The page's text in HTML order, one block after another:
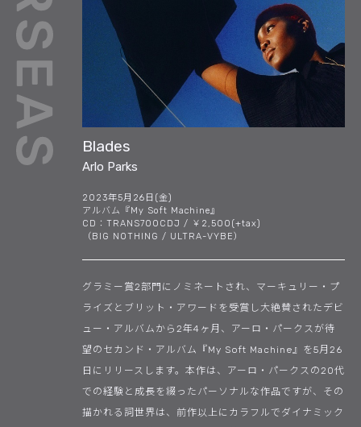
ONLINESHOP
Blades
Arlo Parks
2023年5月26日(金)
アルバム『My Soft Machine』
CD：TRANS700CDJ / ￥2,500(+tax)
（BIG NOTHING / ULTRA-VYBE）
グラミー賞2部門にノミネートされ、マーキュリー・プ
ライズとブリット・アワードを受賞し大絶賛されたデビ
ュー・アルバムから2年4ヶ月、アーロ・パークスが待
望のセカンド・アルバム『My Soft Machine』を5月26
日にリリースします。本作は、アーロ・パークスの20代
での経験と成長を綴ったパーソナルな作品ですが、その
描かれる詞世界は、前作以上にカラフルでダイナミック